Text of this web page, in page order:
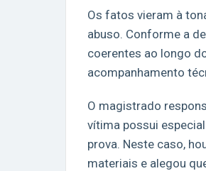
Os fatos vieram à
abuso. Conforme a
coerentes ao longo
acompanhamento
O magistrado
vítima possui
prova. Neste caso,
materiais e alegou